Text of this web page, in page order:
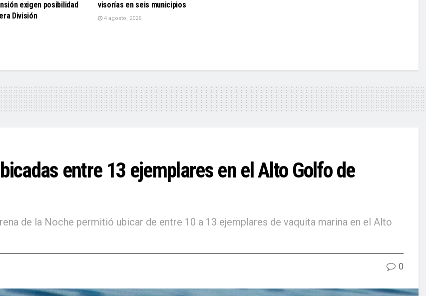
exigen posibilidad
División
visorías en seis municipios
4 agosto, 2026
entre 13 ejemplares en el Alto Golfo de
de la Noche permitió ubicar de entre 10 a 13 ejemplares de vaquita marina en el Alto
0